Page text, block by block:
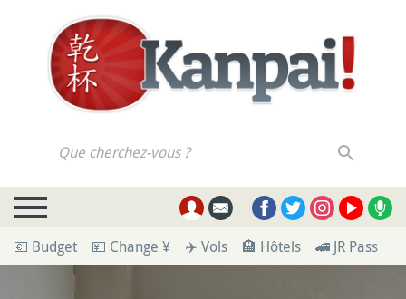
Que cherchez-vous ?
💶 Budget 💴 Change ¥ ✈️ Vols 🏨 Hôtels 🚄 JR Pass